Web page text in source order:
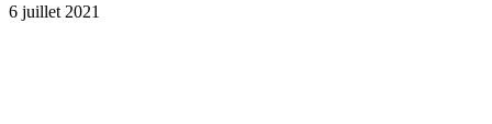
6 juillet 2021